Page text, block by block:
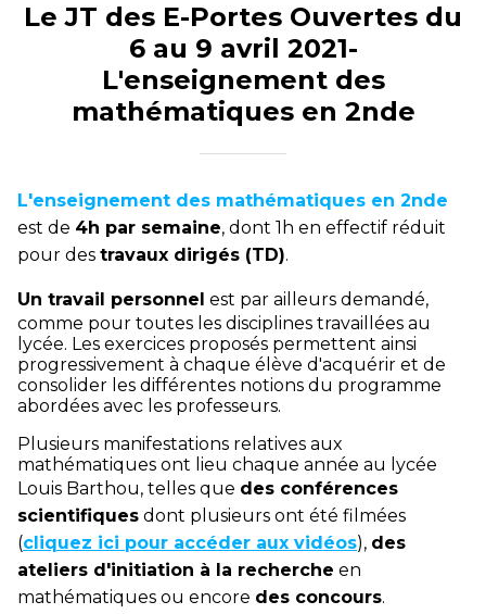
Le JT des E-Portes Ouvertes du
6 au 9 avril 2021-
L'enseignement des
mathématiques en 2nde
L'enseignement des mathématiques en 2nde
est de 4h par semaine, dont 1h en effectif réduit
pour des travaux dirigés (TD).
Un travail personnel est par ailleurs demandé,
comme pour toutes les disciplines travaillées au
lycée. Les exercices proposés permettent ainsi
progressivement à chaque élève d'acquérir et de
consolider les différentes notions du programme
abordées avec les professeurs.
Plusieurs manifestations relatives aux
mathématiques ont lieu chaque année au lycée
Louis Barthou, telles que des conférences
scientifiques dont plusieurs ont été filmées
(cliquez ici pour accéder aux vidéos), des
ateliers d'initiation à la recherche en
mathématiques ou encore des concours.